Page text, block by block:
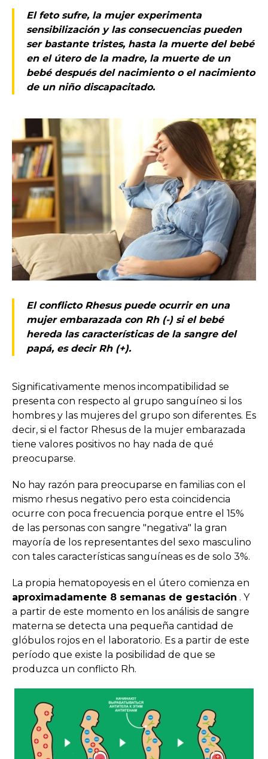
El feto sufre, la mujer experimenta
sensibilización y las consecuencias pueden
ser bastante tristes, hasta la muerte del bebé
en el útero de la madre, la muerte de un
bebé después del nacimiento o el nacimiento
de un niño discapacitado.
El conflicto Rhesus puede ocurrir en una
mujer embarazada con Rh (-) si el bebé
hereda las características de la sangre del
papá, es decir Rh (+).
Significativamente menos incompatibilidad se
presenta con respecto al grupo sanguíneo si los
hombres y las mujeres del grupo son diferentes. Es
decir, si el factor Rhesus de la mujer embarazada
tiene valores positivos no hay nada de qué
preocuparse.
No hay razón para preocuparse en familias con el
mismo rhesus negativo pero esta coincidencia
ocurre con poca frecuencia porque entre el 15%
de las personas con sangre "negativa" la gran
mayoría de los representantes del sexo masculino
con tales características sanguíneas es de solo 3%.
La propia hematopoyesis en el útero comienza en
aproximadamente 8 semanas de gestación . Y
a partir de este momento en los análisis de sangre
materna se detecta una pequeña cantidad de
glóbulos rojos en el laboratorio. Es a partir de este
período que existe la posibilidad de que se
produzca un conflicto Rh.